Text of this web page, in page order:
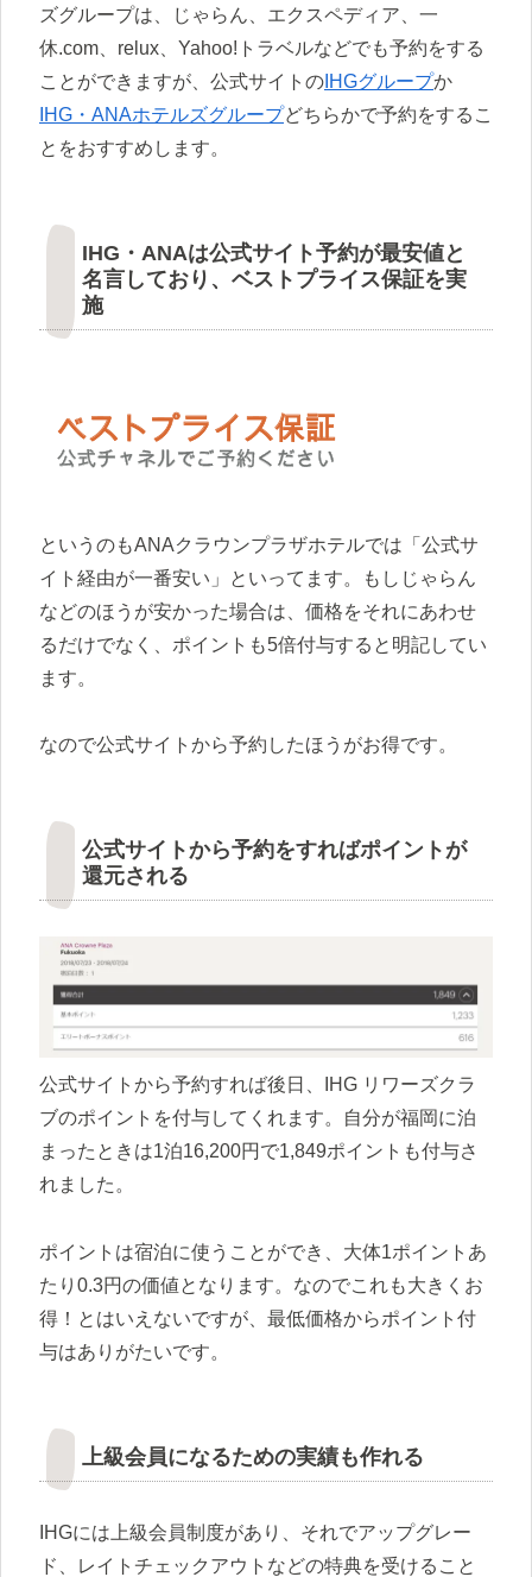
ズグループは、じゃらん、エクスペディア、一
休.com、relux、Yahoo!トラベルなどでも予約をする
ことができますが、公式サイトの IHGグループか
IHG・ANAホテルズグループどちらかで予約をするこ
とをおすすめします。
IHG・ANAは公式サイト予約が最安値と
名言しており、ベストプライス保証を実
施
というのもANAクラウンプラザホテルでは「公式サ
イト経由が一番安い」といってます。もしじゃらん
などのほうが安かった場合は、価格をそれにあわせ
るだけでなく、ポイントも5倍付与すると明記してい
ます。
なので公式サイトから予約したほうがお得です。
公式サイトから予約をすればポイントが
還元される
公式サイトから予約すれば後日、IHG リワーズクラ
ブのポイントを付与してくれます。自分が福岡に泊
まったときは1泊16,200円で1,849ポイントも付与さ
れました。
ポイントは宿泊に使うことができ、大体1ポイントあ
たり0.3円の価値となります。なのでこれも大きくお
得！とはいえないですが、最低価格からポイント付
与はありがたいです。
上級会員になるための実績も作れる
IHGには上級会員制度があり、それでアップグレー
ド、レイトチェックアウトなどの特典を受けること